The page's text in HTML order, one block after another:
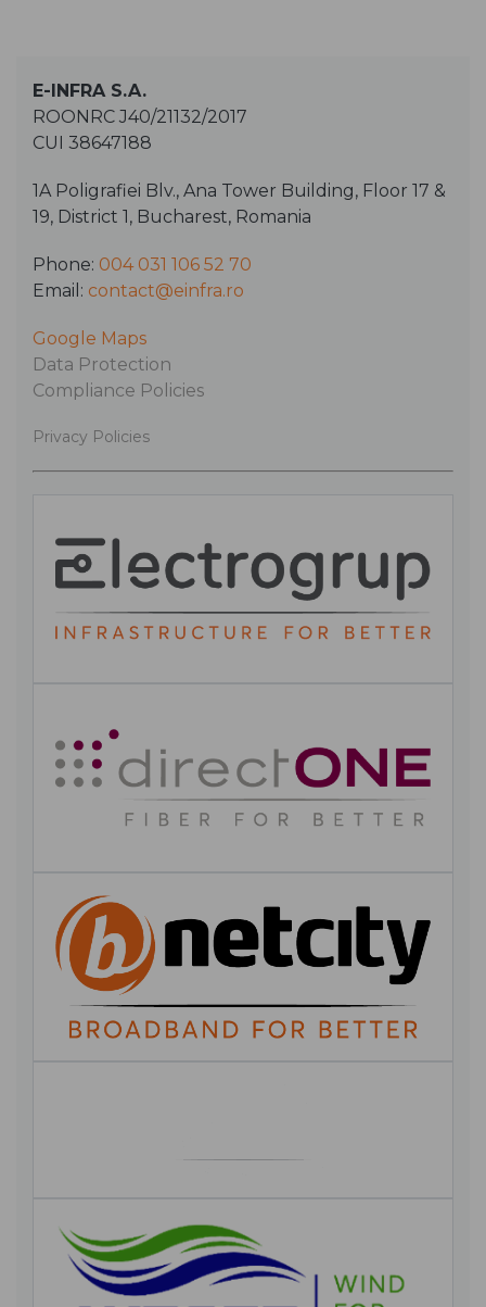
E-INFRA S.A.
ROONRC J40/21132/2017
CUI 38647188
1A Poligrafiei Blv., Ana Tower Building, Floor 17 &
19, District 1, Bucharest, Romania
Phone: 004 031 106 52 70
Email: contact@einfra.ro
Google Maps
Data Protection
Compliance Policies
Privacy Policies